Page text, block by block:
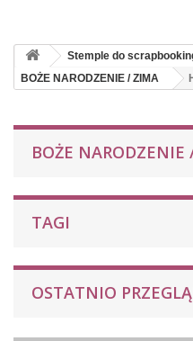
Stemple do
BOŻE NARODZENIE / ZIMA
BOŻE
TAGI
OSTATNIO